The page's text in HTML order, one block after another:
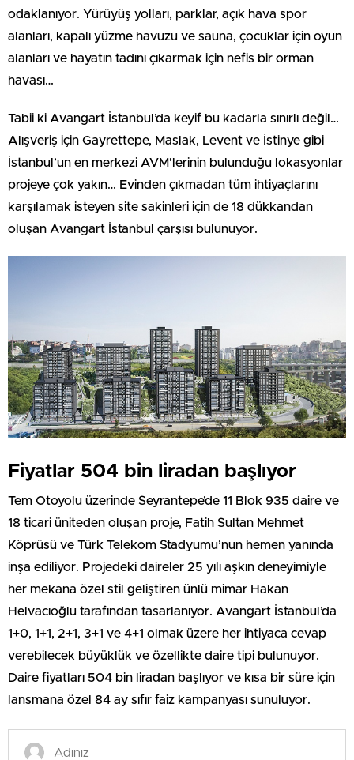
odaklanıyor. Yürüyüş yolları, parklar, açık hava spor
alanları, kapalı yüzme havuzu ve sauna, çocuklar için oyun
alanları ve hayatın tadını çıkarmak için nefis bir orman
havası…
Tabii ki Avangart İstanbul’da keyif bu kadarla sınırlı değil…
Alışveriş için Gayrettepe, Maslak, Levent ve İstinye gibi
İstanbul’un en merkezi AVM’lerinin bulunduğu lokasyonlar
projeye çok yakın… Evinden çıkmadan tüm ihtiyaçlarını
karşılamak isteyen site sakinleri için de 18 dükkandan
oluşan Avangart İstanbul çarşısı bulunuyor.
Fiyatlar 504 bin liradan başlıyor
Tem Otoyolu üzerinde Seyrantepe’de 11 Blok 935 daire ve
18 ticari üniteden oluşan proje, Fatih Sultan Mehmet
Köprüsü ve Türk Telekom Stadyumu’nun hemen yanında
inşa ediliyor. Projedeki daireler 25 yılı aşkın deneyimiyle
her mekana özel stil geliştiren ünlü mimar Hakan
Helvacıoğlu tarafından tasarlanıyor. Avangart İstanbul’da
1+0, 1+1, 2+1, 3+1 ve 4+1 olmak üzere her ihtiyaca cevap
verebilecek büyüklük ve özellikte daire tipi bulunuyor.
Daire fiyatları 504 bin liradan başlıyor ve kısa bir süre için
lansmana özel 84 ay sıfır faiz kampanyası sunuluyor.